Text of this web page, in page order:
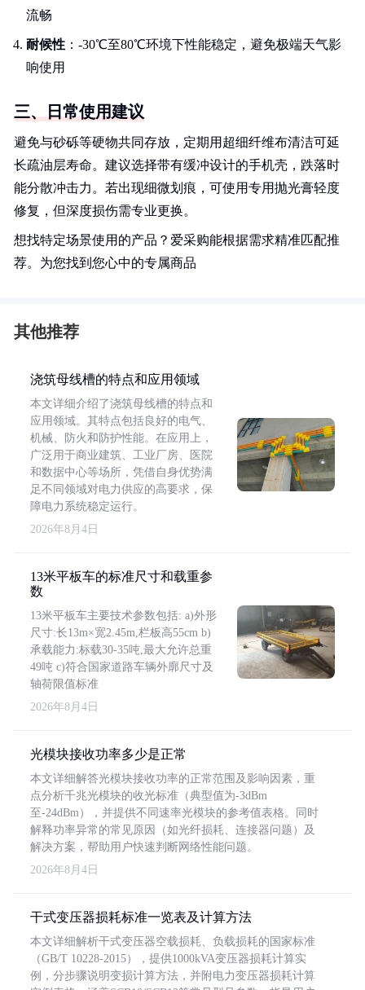
流畅
耐候性 ：-30℃至80℃环境下性能稳定，避免极端天气影
响使用
三、日常使用建议
避免与砂砾等硬物共同存放，定期用超细纤维布清洁可延
长疏油层寿命。建议选择带有缓冲设计的手机壳，跌落时
能分散冲击力。若出现细微划痕，可使用专用抛光膏轻度
修复，但深度损伤需专业更换。
想找特定场景使用的产品？爱采购能根据需求精准匹配推
荐。为您找到您心中的专属商品
其他推荐
浇筑母线槽的特点和应用领域
本文详细介绍了浇筑母线槽的特点和
应用领域。其特点包括良好的电气、
机械、防火和防护性能。在应用上，
广泛用于商业建筑、工业厂房、医院
和数据中心等场所，凭借自身优势满
足不同领域对电力供应的高要求，保
障电力系统稳定运行。
2026年8月4日
13米平板车的标准尺寸和载重参
数
13米平板车主要技术参数包括: a)外形
尺寸:长13m×宽2.45m,栏板高55cm b)
承载能力:标载30-35吨,最大允许总重
49吨 c)符合国家道路车辆外廓尺寸及
轴荷限值标准
2026年8月4日
光模块接收功率多少是正常
本文详细解答光模块接收功率的正常范围及影响因素，重
点分析千兆光模块的收光标准（典型值为-3dBm
至-24dBm），并提供不同速率光模块的参考值表格。同时
解释功率异常的常见原因（如光纤损耗、连接器问题）及
解决方案，帮助用户快速判断网络性能问题。
2026年8月4日
干式变压器损耗标准一览表及计算方法
本文详细解析干式变压器空载损耗、负载损耗的国家标准
（GB/T 10228-2015），提供1000kVA变压器损耗计算实
例，分步骤说明变损计算方法，并附电力变压器损耗计算